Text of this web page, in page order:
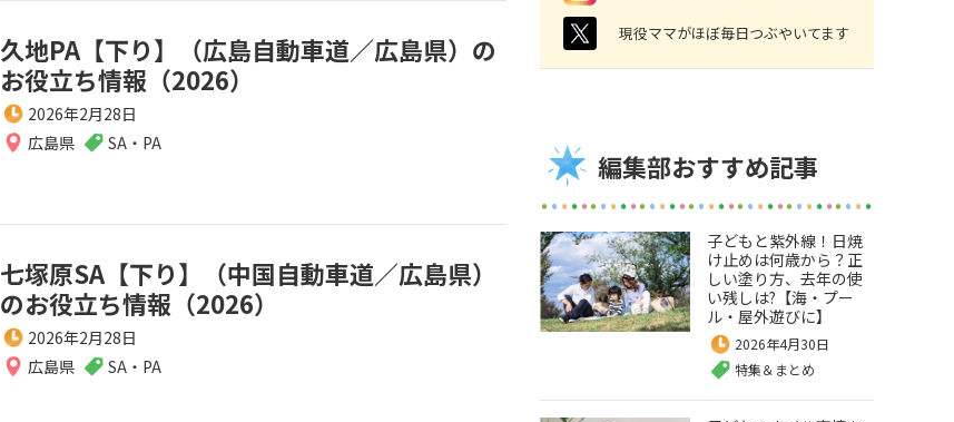
久地PA【下り】（広島自動車道／広島県）の
お役立ち情報（2026）
2026年2月28日
広島県
SA・PA
七塚原SA【下り】（中国自動車道／広島県）
のお役立ち情報（2026）
2026年2月28日
広島県
SA・PA
twitter 現役ママがほぼ毎日つぶやいてます
編集部おすすめ記事
子どもと紫外線！日焼
け止めは何歳から？正
しい塗り方、去年の使
い残しは?【海・プー
ル・屋外遊びに】
2026年4月30日
特集＆まとめ